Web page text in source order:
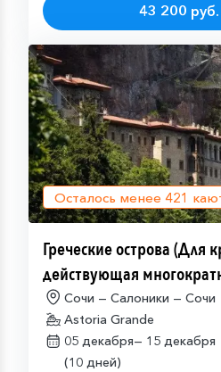
43 200
Осталось менее 421
Греческие острова (Для
действующая
виза)Сочи — Салоники — Сочи
Astoria Grande
05 декабря— 15 декабря
(10 дней)